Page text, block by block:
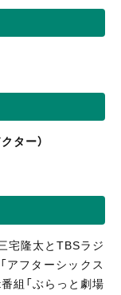
ター）
宅隆太とTBSラジ
アフターシックス
組「ぶらっと劇場